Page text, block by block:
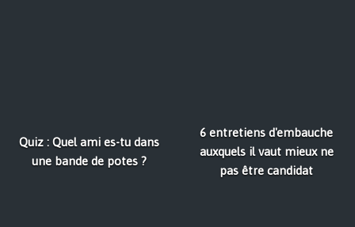
Quiz : Quel ami es-tu dans
une bande de potes ?
6 entretiens d'embauche
auxquels il vaut mieux ne
pas être candidat